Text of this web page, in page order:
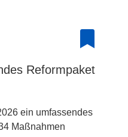
Reformpaket
ein umfassendes
Maßnahmen